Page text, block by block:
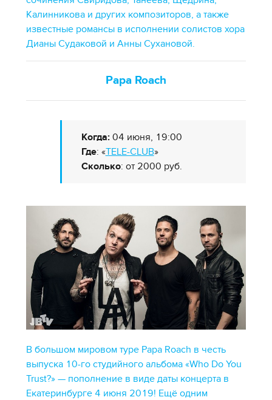
Калинникова и других композиторов, а также
известные романсы в исполнении солистов хора
Дианы Судаковой и Анны Сухановой.
Papa Roach
Когда: 04 июня, 19:00
Где: «TELE-CLUB»
Сколько: от 2000 руб.
В большом мировом туре Papa Roach в честь
выпуска 10-го студийного альбома «Who Do You
Trust?» — пополнение в виде даты концерта в
Екатеринбурге 4 июня 2019! Ещё одним